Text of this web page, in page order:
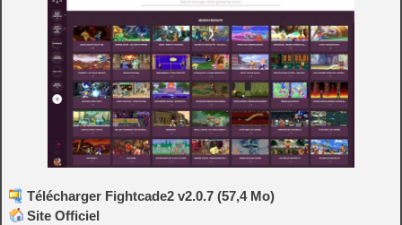
Télécharger Fightcade2 v2.0.7 (57,4 Mo)
Site Officiel